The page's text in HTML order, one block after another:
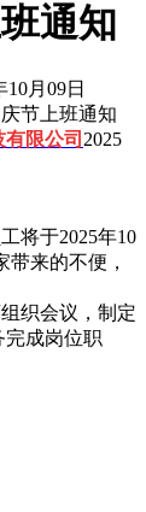
通知
月09日
节上班通知
限公司 2025
将于2025年10
来的不便，
织会议，制定
完成岗位职